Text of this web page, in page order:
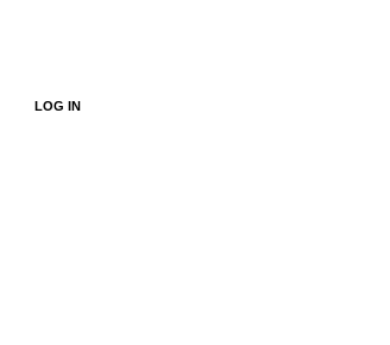
LOG IN